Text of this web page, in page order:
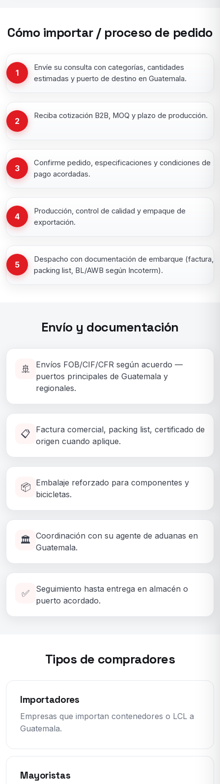
Cómo importar / proceso de pedido
1
Envíe su consulta con categorías, cantidades
estimadas y puerto de destino en Guatemala.
2
Reciba cotización B2B, MOQ y plazo de producción.
3
Confirme pedido, especificaciones y condiciones de
pago acordadas.
4
Producción, control de calidad y empaque de
exportación.
5
Despacho con documentación de embarque (factura,
packing list, BL/AWB según Incoterm).
Envío y documentación
🚢
Envíos FOB/CIF/CFR según acuerdo —
puertos principales de Guatemala y
regionales.
📋
Factura comercial, packing list, certificado de
origen cuando aplique.
📦 Embalaje reforzado para componentes y
bicicletas.
🏛️ Coordinación con su agente de aduanas en
Guatemala.
✅
Seguimiento hasta entrega en almacén o
puerto acordado.
Tipos de compradores
Importadores
Empresas que importan contenedores o LCL a
Guatemala.
Mayoristas